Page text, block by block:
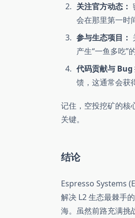
关注官方动态：
会在那里第一时
参与生态项目：
产生“一鱼多吃”
代码贡献与 Bug
馈，这通常会获
记住，空投挖矿的核
关键。
结论
Espresso Systems
解决 L2 生态最棘手
海。虽然前路充满挑